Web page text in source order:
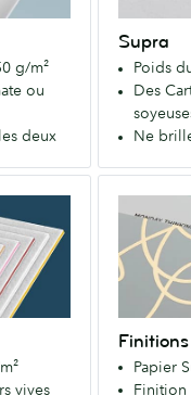
g/m²
ou
deux
Supra
Poids
Des
Ne
pour
une
première
impression
béton.
Disponible
en
finition
Touch
soyeuse.
vives
Papier
Spéciales
papier
résistant
pour
une